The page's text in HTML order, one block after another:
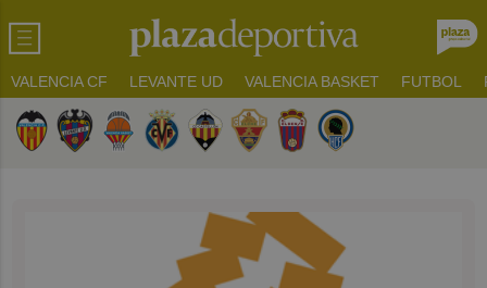
VALENCIA CF LEVANTE UD VALENCIA BASKET FUTBOL